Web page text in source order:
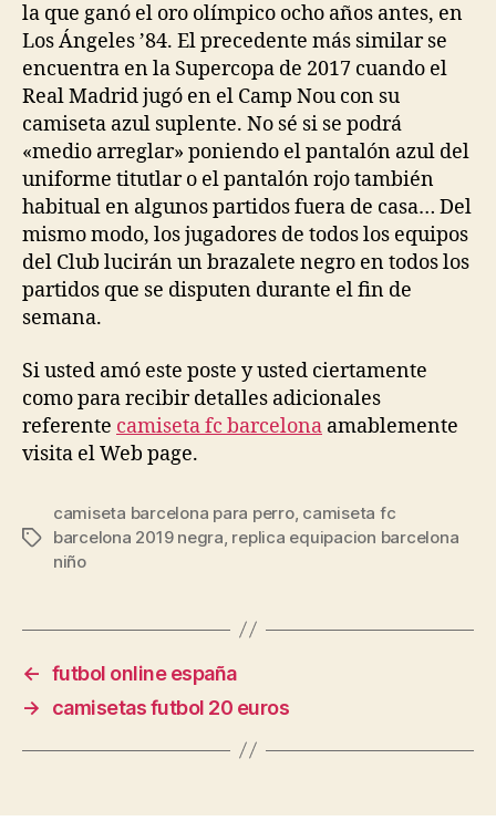
la que ganó el oro olímpico ocho años antes, en
Los Ángeles ’84. El precedente más similar se
encuentra en la Supercopa de 2017 cuando el
Real Madrid jugó en el Camp Nou con su
camiseta azul suplente. No sé si se podrá
«medio arreglar» poniendo el pantalón azul del
uniforme titutlar o el pantalón rojo también
habitual en algunos partidos fuera de casa… Del
mismo modo, los jugadores de todos los equipos
del Club lucirán un brazalete negro en todos los
partidos que se disputen durante el fin de
semana.
Si usted amó este poste y usted ciertamente
como para recibir detalles adicionales
referente camiseta fc barcelona amablemente
visita el Web page.
Etiquetas
camiseta barcelona para perro, camiseta fc
barcelona 2019 negra replica equipacion barcelona
niño
← futbol online españa
→
camisetas futbol 20 euros